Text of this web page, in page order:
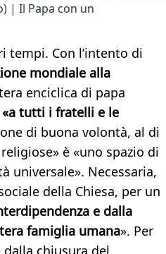
| Il Papa con un
tempi. Con l’intento di
mondiale alla
enciclica di papa
«a tutti i fratelli e le
di buona volontà, al di
è «uno spazio di
universale». Necessaria,
della Chiesa, per un
e dalla
famiglia umana». Per
chiusura del